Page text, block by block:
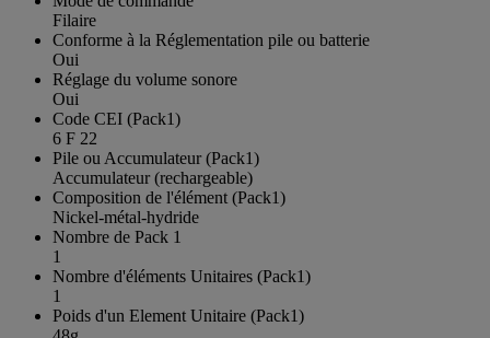
Filaire
Conforme à la Réglementation pile ou batterie
Oui
Réglage du volume sonore
Oui
Code CEI (Pack1)
6 F 22
Pile ou Accumulateur (Pack1)
Accumulateur (rechargeable)
Composition de l'élément (Pack1)
Nickel-métal-hydride
Nombre de Pack 1
1
Nombre d'éléments Unitaires (Pack1)
1
Poids d'un Element Unitaire (Pack1)